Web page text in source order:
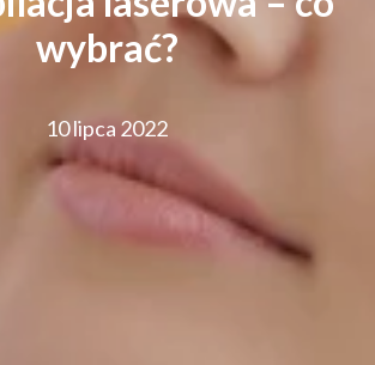
wybrać?
10 lipca 2022